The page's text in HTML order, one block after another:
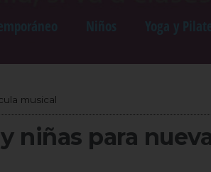
musical
niñas para